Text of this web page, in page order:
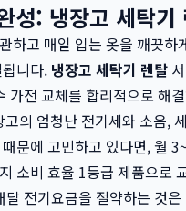
성: 냉장고 세탁기
하고 매일 입는 옷을 깨끗하
니다. 냉장고 세탁기 렌탈
가전 교체를 합리적으로 해
의 엄청난 전기세와 소음,
문에 고민하고 있다면, 월
소비 효율 1등급 제품으로
달 전기요금을 절약하는 것